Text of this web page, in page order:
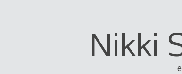
Nikki